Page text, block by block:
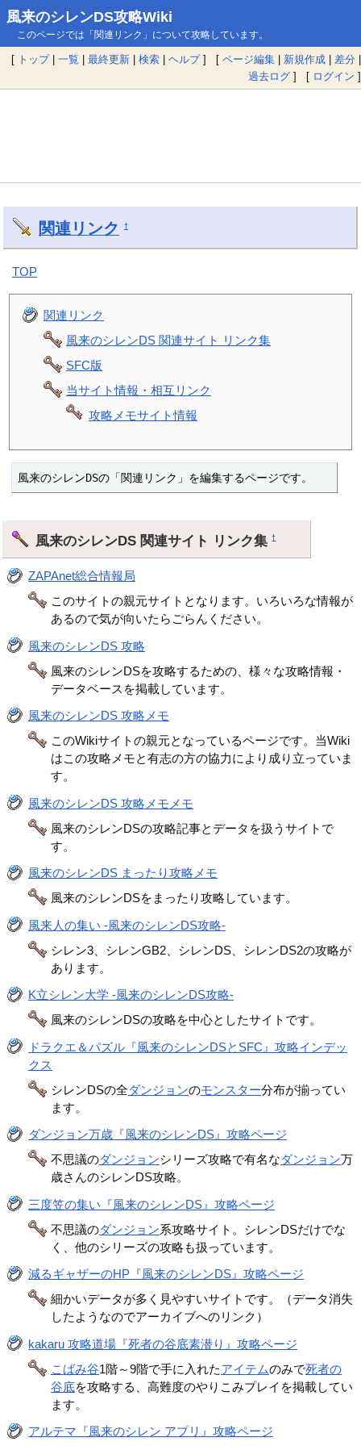
風来のシレンDS攻略Wiki
このページでは「関連リンク」について攻略しています。
[ トップ| 一覧 | 最終更新 | 検索 | ヘルプ] [ ページ編集 | 新規作成 | 差分 |
過去ログ ] [ ログイン ]
関連リンク †
TOP
関連リンク
風来のシレンDS 関連サイト リンク集
SFC版
当サイト情報・相互リンク
攻略メモサイト情報
風来のシレンDSの「関連リンク」を編集するページです。
風来のシレンDS 関連サイト リンク集†
ZAPAnet総合情報局
このサイトの親元サイトとなります。いろいろな情報が
あるので気が向いたらごらんください。
風来のシレンDS 攻略
風来のシレンDSを攻略するための、様々な攻略情報・
データベースを掲載しています。
風来のシレンDS 攻略メモ
このWikiサイトの親元となっているページです。当Wiki
はこの攻略メモと有志の方の協力により成り立っていま
す。
風来のシレンDS 攻略メモメモ
風来のシレンDSの攻略記事とデータを扱うサイトで
す。
風来のシレンDS まったり攻略メモ
風来のシレンDSをまったり攻略しています。
風来人の集い -風来のシレンDS攻略-
シレン3、シレンGB2、シレンDS、シレンDS2の攻略が
あります。
K立シレン大学 -風来のシレンDS攻略-
風来のシレンDSの攻略を中心としたサイトです。
ドラクエ＆パズル『風来のシレンDSとSFC』攻略インデッ
クス
シレンDSの全ダンジョンのモンスター分布が揃ってい
ます。
ダンジョン万歳『風来のシレンDS』攻略ページ
不思議のダンジョンシリーズ攻略で有名なダンジョン万
歳さんのシレンDS攻略。
三度笠の集い『風来のシレンDS』攻略ページ
不思議のダンジョン系攻略サイト。シレンDSだけでな
く、他のシリーズの攻略も扱っています。
減るギャザーのHP『風来のシレンDS』攻略ページ
細かいデータが多く見やすいサイトです。（データ消失
したようなのでアーカイブへのリンク）
kakaru 攻略道場『死者の谷底素潜り』攻略ページ
こばみ谷1階～9階で手に入れたアイテムのみで死者の
谷底を攻略する、高難度のやりこみプレイを掲載してい
ます。
アルテマ『風来のシレン アプリ』攻略ページ